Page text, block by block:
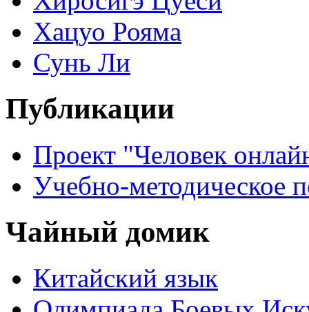
Хацуо Рояма
Сунь Ли
Публикации
Проект "Человек
Учебно-методическое
Чайный домик
Китайский язык